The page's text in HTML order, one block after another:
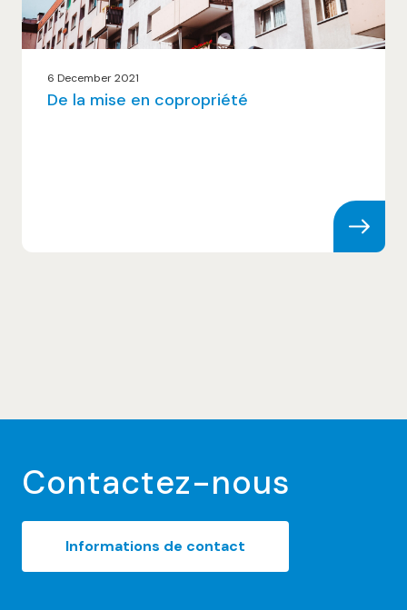
6 December 2021
De la mise en copropriété
Contactez-nous
Informations de contact